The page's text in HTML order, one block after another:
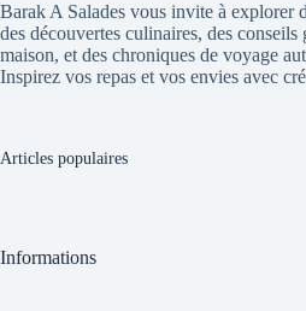
Barak A Salades vous invite à explorer
des découvertes culinaires, des conseils
maison, et des chroniques de voyage
Inspirez vos repas et vos envies avec
Articles populaires
Informations